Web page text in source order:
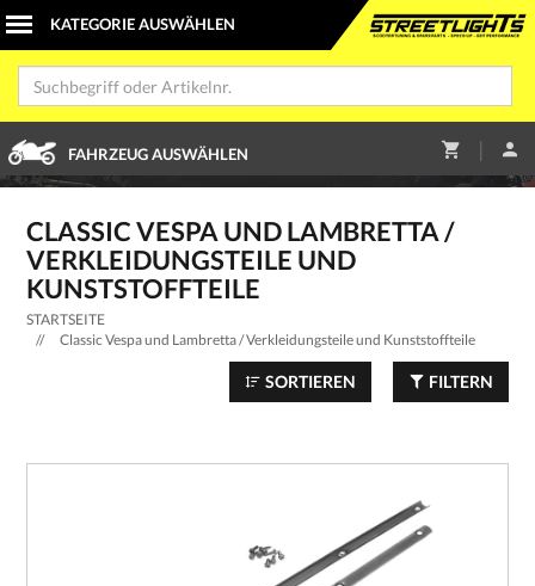
FAHRZEUG AUSWÄHLEN |
CLASSIC VESPA UND LAMBRETTA /
VERKLEIDUNGSTEILE UND
KUNSTSTOFFTEILE
STARTSEITE
//
Classic Vespa und Lambretta / Verkleidungsteile und Kunststoffteile
SORTIEREN FILTERN